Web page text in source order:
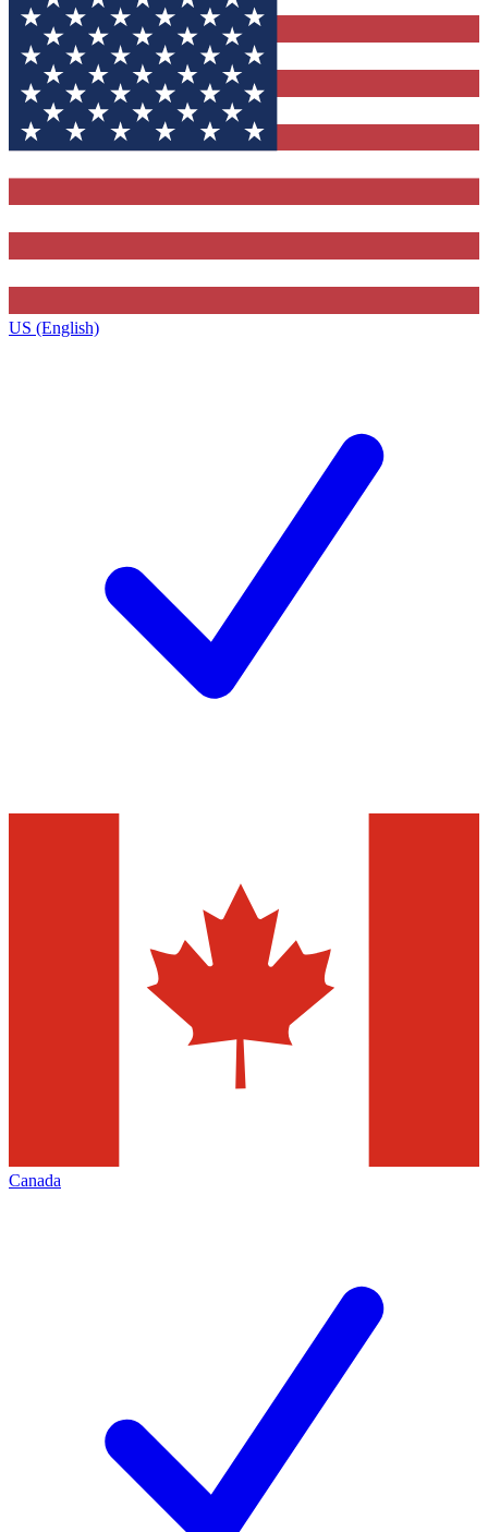
US (English)
Canada